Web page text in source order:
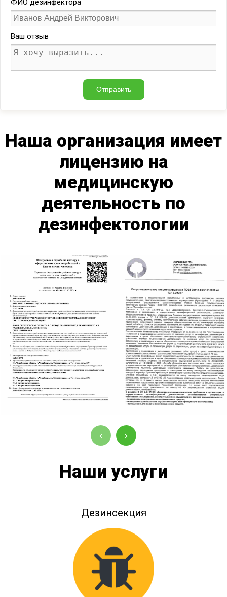
ФИО дезинфектора
Ваш отзыв
Наша организация имеет
лицензию на
медицинскую
деятельность по
дезинфектологии
Наши услуги
Дезинсекция